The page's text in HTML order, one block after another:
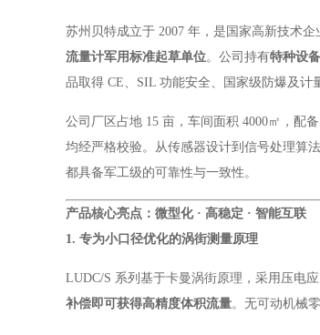
苏州贝特成立于 2007 年，是国家高新技术
流量计军用标准起草单位。公司持有特种设
品取得 CE、SIL 功能安全、国家级防爆及计
公司厂区占地 15 亩，车间面积 4000㎡，配
均经严格校验。从传感器设计到信号处理算
都具备军工级的可靠性与一致性。
产品核心亮点：微型化 · 高稳定 · 智能互联
1. 专为小口径优化的涡街测量原理
LUDC/S 系列基于卡曼涡街原理，采用压电
补偿即可获得高精度体积流量。无可动机械